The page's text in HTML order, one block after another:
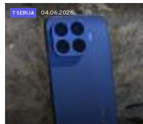
T SERIJA
04.06.2026.